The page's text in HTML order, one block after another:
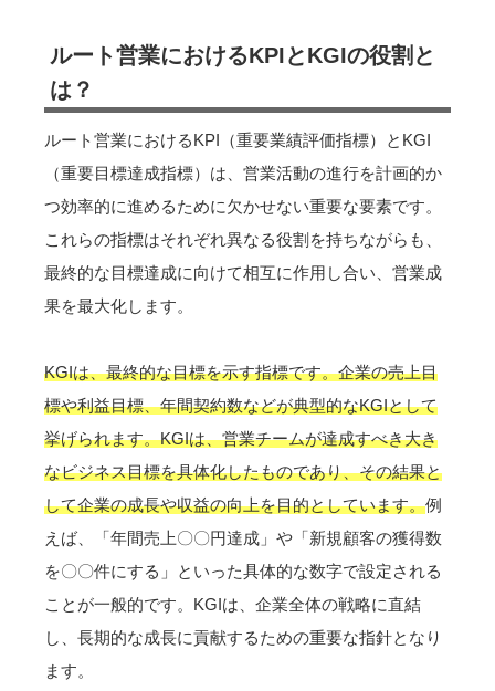
ルート営業におけるKPIとKGIの役割と
は？
ルート営業におけるKPI（重要業績評価指標）とKGI
（重要目標達成指標）は、営業活動の進行を計画的か
つ効率的に進めるために欠かせない重要な要素です。
これらの指標はそれぞれ異なる役割を持ちながらも、
最終的な目標達成に向けて相互に作用し合い、営業成
果を最大化します。
KGIは、最終的な目標を示す指標です。企業の売上目
標や利益目標、年間契約数などが典型的なKGIとして
挙げられます。KGIは、営業チームが達成すべき大き
なビジネス目標を具体化したものであり、その結果と
して企業の成長や収益の向上を目的としています。例
えば、「年間売上〇〇円達成」や「新規顧客の獲得数
を〇〇件にする」といった具体的な数字で設定される
ことが一般的です。KGIは、企業全体の戦略に直結
し、長期的な成長に貢献するための重要な指針となり
ます。